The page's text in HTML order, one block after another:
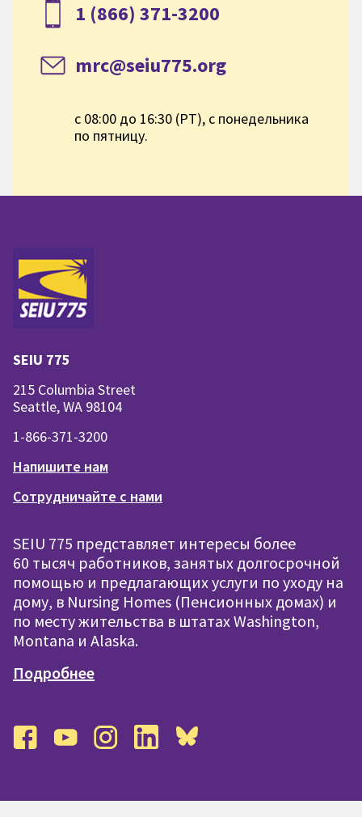
1 (866) 371-3200
mrc@seiu775.org
с 08:00 до 16:30 (PT), с понедельника
по пятницу.
SEIU 775
215 Columbia Street
Seattle, WA 98104
1-866-371-3200
Напишите нам
Сотрудничайте с нами
SEIU 775 представляет интересы более
60 тысяч работников, занятых долгосрочной
помощью и предлагающих услуги по уходу на
дому, в Nursing Homes (Пенсионных домах) и
по месту жительства в штатах Washington,
Montana и Alaska.
Подробнее